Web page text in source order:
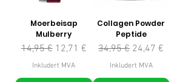
Moerbeisap
Mulberry
Vanlig pris
14,95 € Salgspris
12,71 €
Inkludert MVA
Collagen Powder
Peptide
Vanlig pris
34,95 € Salgspris
24,47 €
Inkludert MVA